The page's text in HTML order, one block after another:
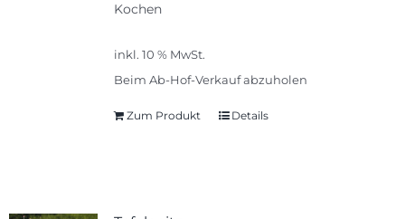
Kochen
inkl. 10 % MwSt.
Beim Ab-Hof-Verkauf abzuholen
Zum Produkt Details